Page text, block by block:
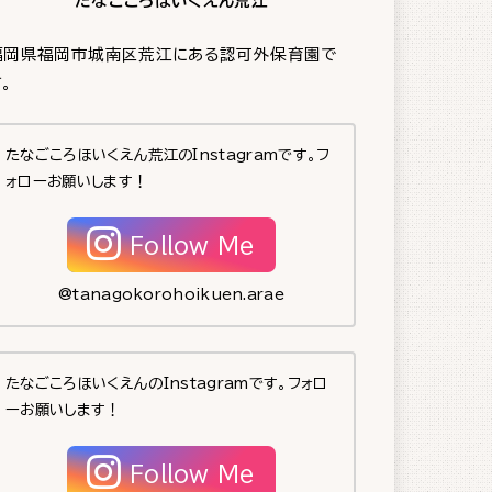
岡県福岡市城南区荒江にある認可外保育園で
たなごころほいくえん荒江のInstagramです。フ
ォローお願いします！
Follow Me
@tanagokorohoikuen.arae
たなごころほいくえんのInstagramです。フォロ
ーお願いします！
Follow Me